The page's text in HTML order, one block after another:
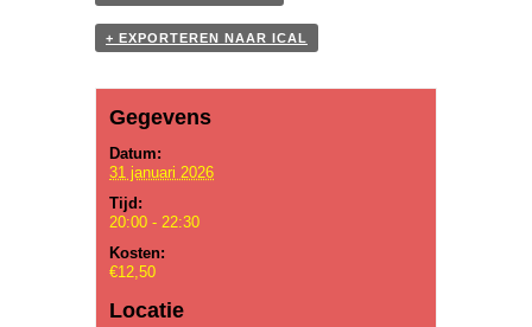
+ EXPORTEREN NAAR ICAL
Gegevens
Datum:
31 januari 2026
Tijd:
20:00 - 22:30
Kosten:
€12,50
Locatie